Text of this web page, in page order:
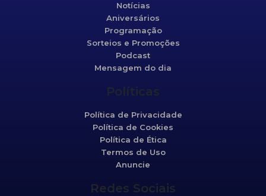
Notícias
Aniversários
Programação
Sorteios e Promoções
Podcast
Mensagem do dia
Políticas
Política de Privacidade
Política de Cookies
Política de Ética
Termos de Uso
Anuncie
Redes Sociais